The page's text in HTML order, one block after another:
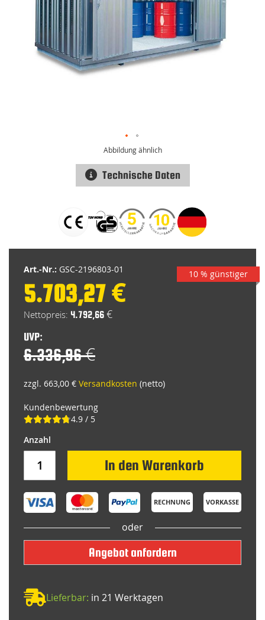
Art.-Nr.: GSC-2196803-01
Special
Price
5.703,27 €
4.792,66 €
UVP:
6.336,96 €
zzgl. 663,00 € Versandkosten (netto)
Kundenbewertung
4.9 / 5
In den Warenkorb
RECHNUNG VORKASSE
oder
Angebot anfordern
Lieferbar: in 21 Werktagen
10 % günstiger
Abbildung ähnlich
Technische Daten
springen